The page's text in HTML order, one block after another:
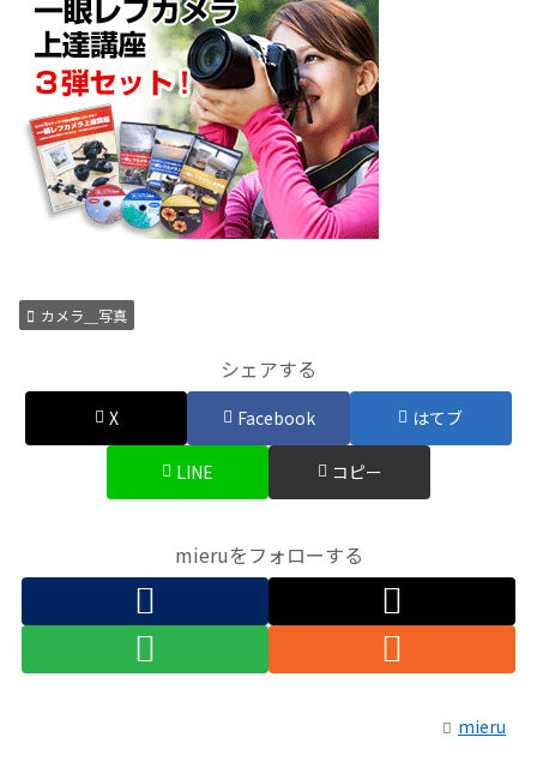
カメラ＿写真
シェアする
X Facebook はてブ
LINE コピー
mieruをフォローする
mieru